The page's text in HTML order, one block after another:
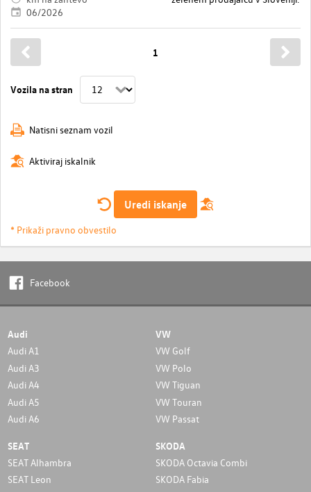
06/2026
Vozila na stran
1
Natisni seznam vozil
Aktiviraj iskalnik
Uredi iskanje
* Prikaži pravno obvestilo
Facebook
Audi
Audi A1
Audi A3
Audi A4
Audi A5
Audi A6
VW
VW Golf
VW Polo
VW Tiguan
VW Touran
VW Passat
SEAT
SEAT Alhambra
SEAT Leon
SKODA
SKODA Octavia Combi
SKODA Fabia